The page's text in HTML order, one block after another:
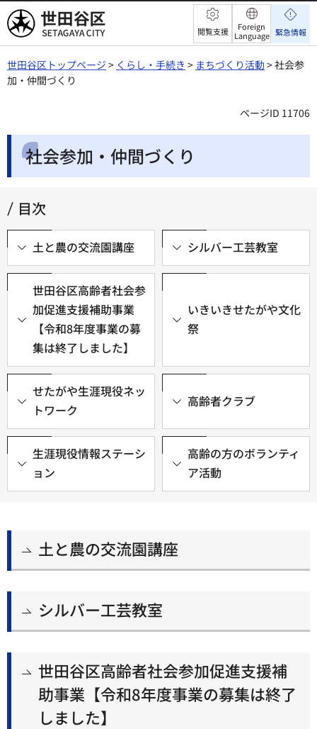
世田谷区 閲覧支援
Foreign
Language 緊急情報
世田谷区トップページ > くらし・手続き > まちづくり活動> 社会参
加・仲間づくり
ページID 11706
社会参加・仲間づくり
目次
土と農の交流園講座 シルバー工芸教室
世田谷区高齢者社会参
加促進支援補助事業
【令和8年度事業の募
集は終了しました】
いきいきせたがや文化
祭
せたがや生涯現役ネッ
トワーク
高齢者クラブ
生涯現役情報ステーシ
ョン
高齢の方のボランティ
ア活動
土と農の交流園講座
シルバー工芸教室
世田谷区高齢者社会参加促進支援補
助事業【令和8年度事業の募集は終了
しました】